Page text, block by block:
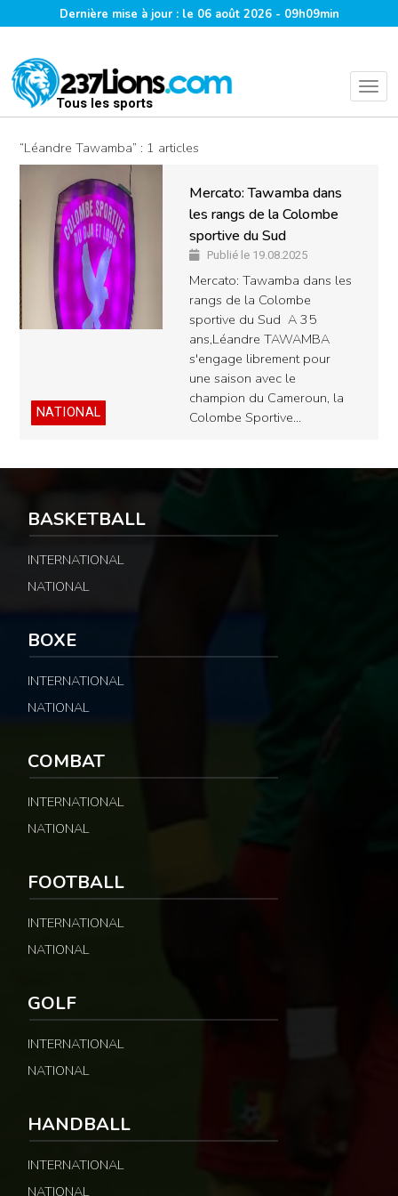
Dernière mise à jour : le 06 août 2026 - 09h09min
Tous les sports
“Léandre Tawamba” : 1 articles
NATIONAL
Mercato: Tawamba dans
les rangs de la Colombe
sportive du Sud
Publié le 19.08.2025
Mercato: Tawamba dans les
rangs de la Colombe
sportive du Sud A 35
ans,Léandre TAWAMBA
s'engage librement pour
une saison avec le
champion du Cameroun, la
Colombe Sportive…
BASKETBALL
INTERNATIONAL
NATIONAL
BOXE
INTERNATIONAL
NATIONAL
COMBAT
INTERNATIONAL
NATIONAL
FOOTBALL
INTERNATIONAL
NATIONAL
GOLF
INTERNATIONAL
NATIONAL
HANDBALL
INTERNATIONAL
NATIONAL